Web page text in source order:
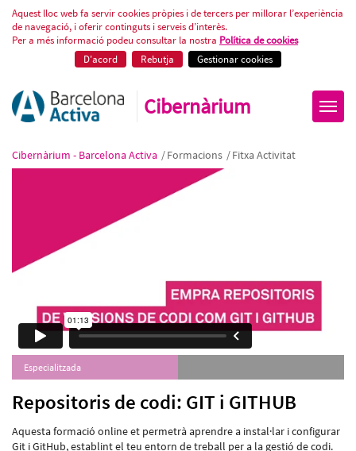
Repositoris de codi: GIT i
Aquest lloc web fa servir cookies pròpies i de tercers per millorar l’experiència
de navegació, i oferir continguts i serveis d’interès.
Per a més informació podeu consultar la nostra Política de cookies
D'acord
Rebutja Gestionar cookies
Cibernàrium
Cibernàrium - Barcelona Activa /Formacions /Fitxa Activitat
Especialitzada
Repositoris de codi: GIT i GITHUB
Aquesta formació online et permetrà aprendre a instal·lar i configurar
Git i GitHub, establint el teu entorn de treball per a la gestió de codi.